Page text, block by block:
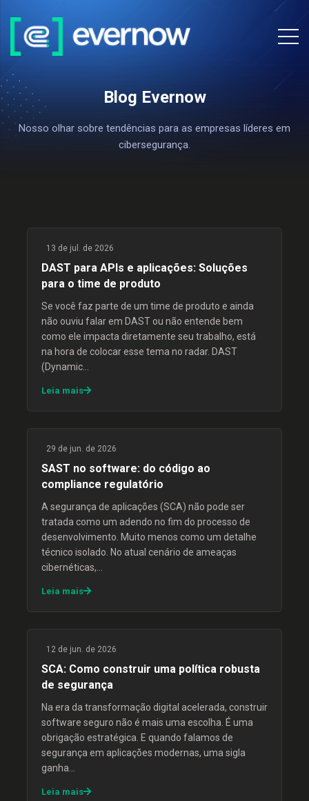
Blog Evernow
Nosso olhar sobre tendências para as empresas líderes em
cibersegurança.
13 de jul. de 2026
DAST para APIs e aplicações: Soluções
para o time de produto
Se você faz parte de um time de produto e ainda
não ouviu falar em DAST ou não entende bem
como ele impacta diretamente seu trabalho, está
na hora de colocar esse tema no radar. DAST
(Dynamic…
Leia mais
29 de jun. de 2026
SAST no software: do código ao
compliance regulatório
A segurança de aplicações (SCA) não pode ser
tratada como um adendo no fim do processo de
desenvolvimento. Muito menos como um detalhe
técnico isolado. No atual cenário de ameaças
cibernéticas,…
Leia mais
12 de jun. de 2026
SCA: Como construir uma política robusta
de segurança
Na era da transformação digital acelerada, construir
software seguro não é mais uma escolha. É uma
obrigação estratégica. E quando falamos de
segurança em aplicações modernas, uma sigla
ganha…
Leia mais